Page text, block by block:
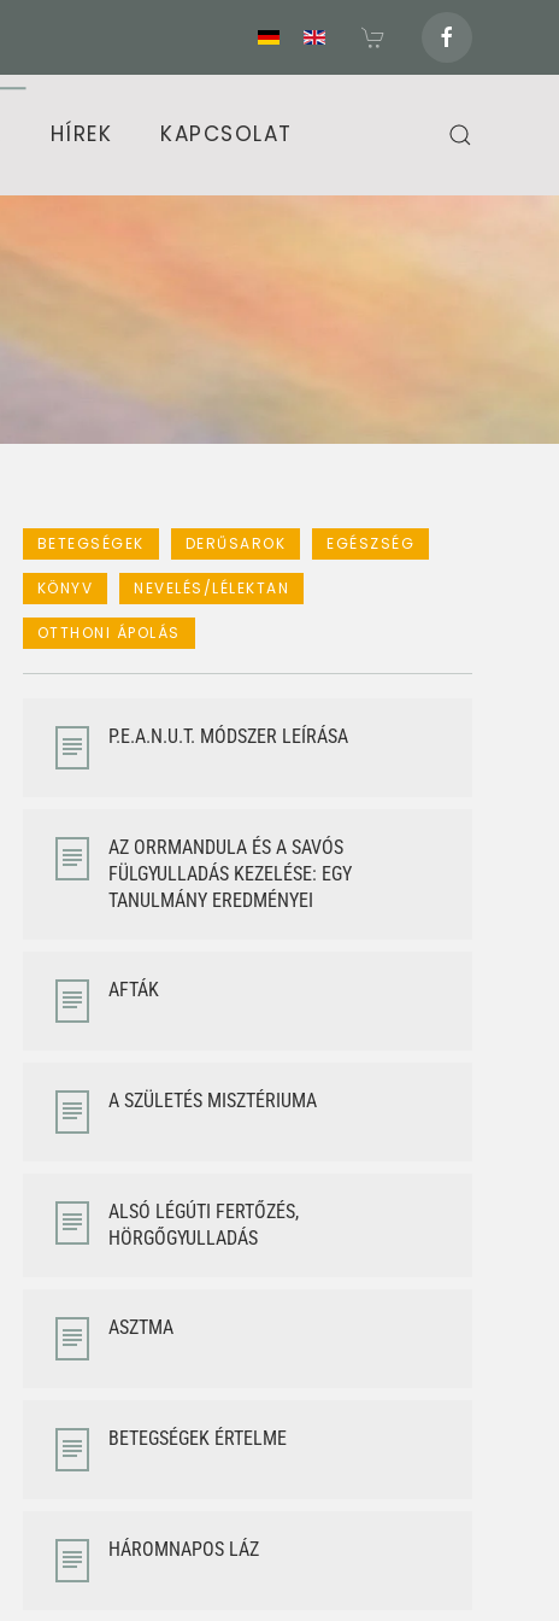
HÍREK KAPCSOLAT
BETEGSÉGEK DERŰSAROK EGÉSZSÉG
KÖNYV NEVELÉS/LÉLEKTAN
OTTHONI ÁPOLÁS
P.E.A.N.U.T. MÓDSZER LEÍRÁSA
AZ ORRMANDULA ÉS A SAVÓS
FÜLGYULLADÁS KEZELÉSE: EGY
TANULMÁNY EREDMÉNYEI
AFTÁK
A SZÜLETÉS MISZTÉRIUMA
ALSÓ LÉGÚTI FERTŐZÉS,
HÖRGŐGYULLADÁS
ASZTMA
BETEGSÉGEK ÉRTELME
HÁROMNAPOS LÁZ